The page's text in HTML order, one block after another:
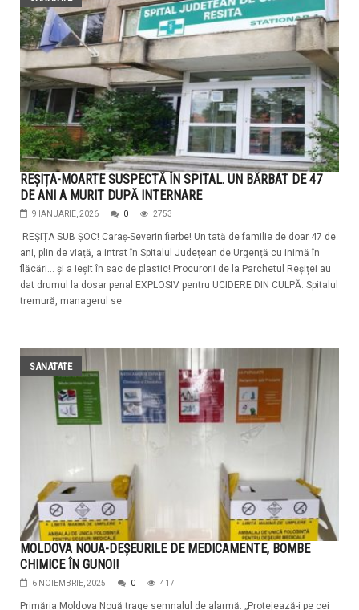
REȘIȚA-MOARTE SUSPECTĂ ÎN SPITAL. UN BĂRBAT DE 47
DE ANI A MURIT DUPĂ INTERNARE
9 IANUARIE, 2026 0 2753
REȘIȚA SUB ȘOC! Caraș-Severin fierbe! Un tată de familie de doar 47 de
ani, plin de viață, a intrat în Spitalul Județean de Urgență cu inimă în
flăcări... și a ieșit în sac de plastic! Procurorii de la Parchetul Reșiței au
dat drumul la dosar penal EXPLOSIV pentru UCIDERE DIN CULPĂ. Spitalul
tremură, managerul se
SANATATE
MOLDOVA NOUA-DEȘEURILE DE MEDICAMENTE, BOMBE
CHIMICE ÎN GUNOI!
6 NOIEMBRIE, 2025 0 417
Primăria Moldova Nouă trage semnalul de alarmă: „Protejează-i pe cei